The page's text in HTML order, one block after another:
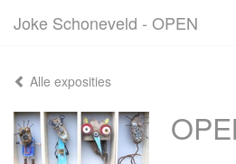
Joke Schoneveld - OPEN
Alle exposities